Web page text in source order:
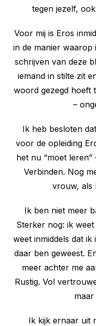
tegen jezelf,
Voor mij is Eros
in de manier
schrijven van deze
iemand in stilte zit
woord gezegd hoeft
–
Ik heb besloten
voor de opleiding
het nu “moet
Verbinden. Nog
vrouw, als
Ik ben niet meer
Sterker nog: ik
weet inmiddels dat
daar ben geweest.
meer achter me
Rustig. Vol
maar
Ik kijk ernaar uit